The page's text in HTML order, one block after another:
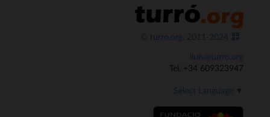
© turro.org, 2011-2024
lluis@turro.org
Tel. +34 609323947
Select Language